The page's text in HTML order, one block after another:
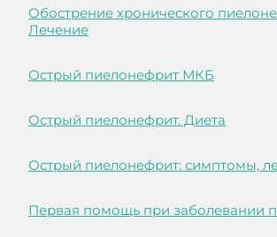
Обострение хронического
Лечение
Острый пиелонефрит МКБ
Острый пиелонефрит. Диета
Острый пиелонефрит: симптомы,
Первая помощь при заболевании